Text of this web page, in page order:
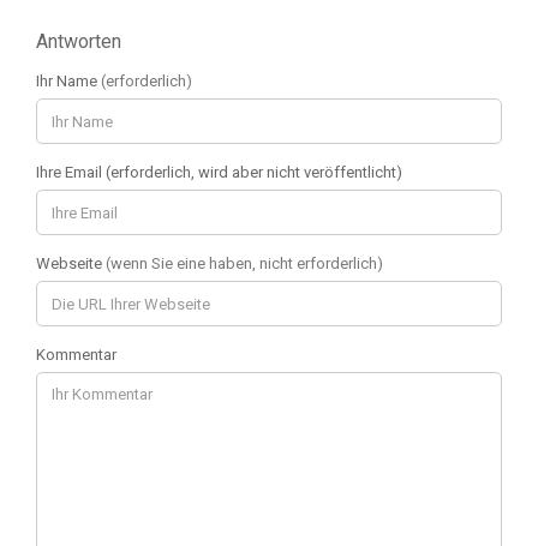
Antworten
Ihr Name (erforderlich)
Ihre Email (erforderlich, wird aber nicht veröffentlicht)
Webseite (wenn Sie eine haben, nicht erforderlich)
Kommentar